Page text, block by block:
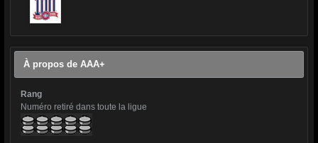
À propos de AAA+
Rang
Numéro retiré dans toute la ligue